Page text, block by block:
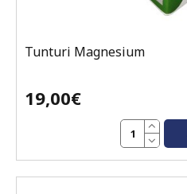
Tunturi Magnesium
19,00€